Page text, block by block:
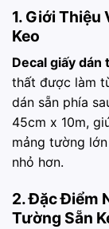
1. Giới Thiệu
Keo
Decal giấy dán
thất được làm
dán sẵn phía
45cm x 10m,
mảng tường
nhỏ hơn.
2. Đặc Điểm
Tường Sẵn